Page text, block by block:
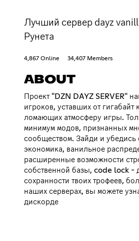
Лучший сервер dayz
Рунета
4,867 Online 34,407 Members
ABOUT
Проект "DZN DAYZ SERVER"
игроков, уставших от гигабайт
ломающих атмосферу игры.
минимум модов, признанных
сообществом. Зайди и убедись
экономика, ванильное
расширенные возможности
собственной базы, code lock -
сохранности твоих трофеев,
наших серверах, вы можете
дискорде